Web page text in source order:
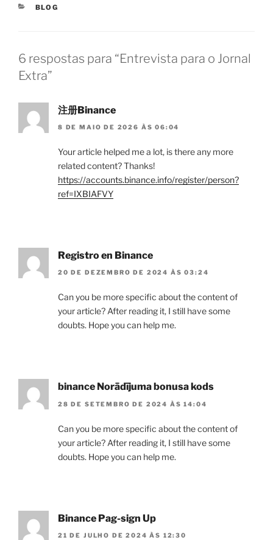
CATEGORIAS
BLOG
6 respostas para “Entrevista para o Jornal
Extra”
注册Binance
8 DE MAIO DE 2026 ÀS 06:04
Your article helped me a lot, is there any more
related content? Thanks!
https://accounts.binance.info/register/person?
ref=IXBIAFVY
Registro en Binance
20 DE DEZEMBRO DE 2024 ÀS 03:24
Can you be more specific about the content of
your article? After reading it, I still have some
doubts. Hope you can help me.
binance Norādījuma bonusa kods
28 DE SETEMBRO DE 2024 ÀS 14:04
Can you be more specific about the content of
your article? After reading it, I still have some
doubts. Hope you can help me.
Binance Pag-sign Up
21 DE JULHO DE 2024 ÀS 12:30